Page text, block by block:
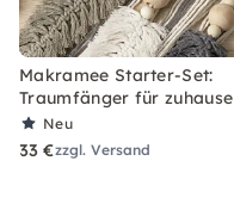
Makramee Starter-Set:
Traumfänger für zuhause
Neu
33 €zzgl. Versand